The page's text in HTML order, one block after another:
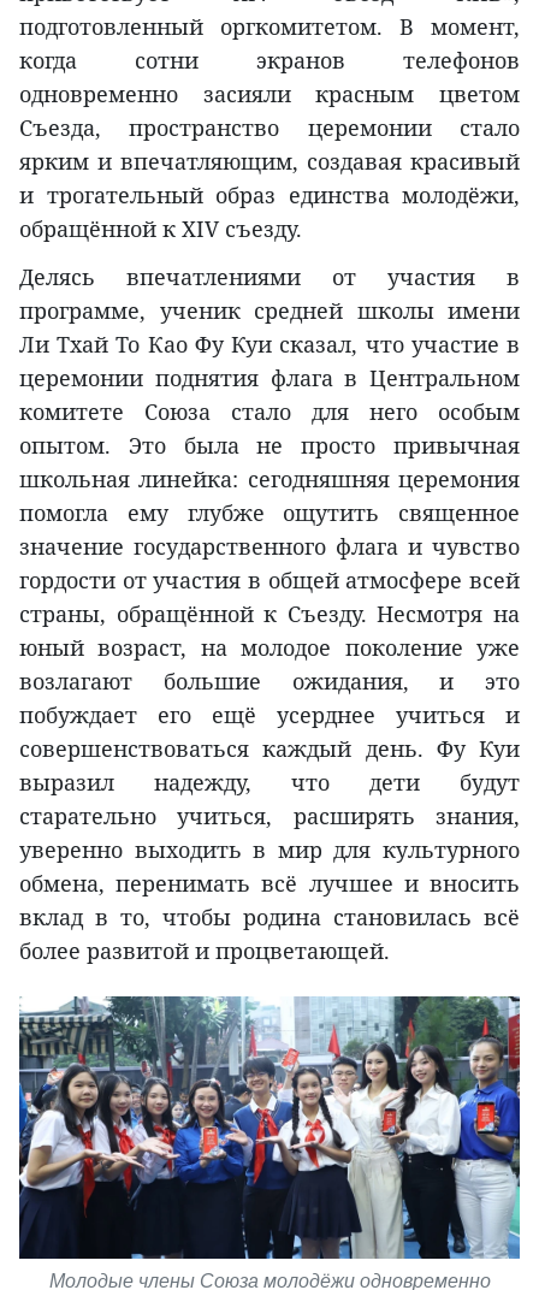
подготовленный оргкомитетом. В момент,
когда сотни экранов телефонов
одновременно засияли красным цветом
Съезда, пространство церемонии стало
ярким и впечатляющим, создавая красивый
и трогательный образ единства молодёжи,
обращённой к XIV съезду.
Делясь впечатлениями от участия в
программе, ученик средней школы имени
Ли Тхай То Као Фу Куи сказал, что участие в
церемонии поднятия флага в Центральном
комитете Союза стало для него особым
опытом. Это была не просто привычная
школьная линейка: сегодняшняя церемония
помогла ему глубже ощутить священное
значение государственного флага и чувство
гордости от участия в общей атмосфере всей
страны, обращённой к Съезду. Несмотря на
юный возраст, на молодое поколение уже
возлагают большие ожидания, и это
побуждает его ещё усерднее учиться и
совершенствоваться каждый день. Фу Куи
выразил надежду, что дети будут
старательно учиться, расширять знания,
уверенно выходить в мир для культурного
обмена, перенимать всё лучшее и вносить
вклад в то, чтобы родина становилась всё
более развитой и процветающей.
Молодые члены Союза молодёжи одновременно